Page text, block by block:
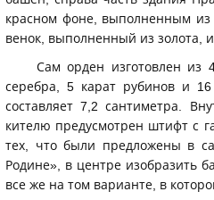
красном фоне, выполненным из
венок, выполненный из золота,
Сам орден изготовлен из
серебра, 5 карат рубинов и
составляет 7,2 сантиметра.
кителю предусмотрен штифт с
тех, что были предложены в
Родине», в центре изобразить
все же на том варианте, в